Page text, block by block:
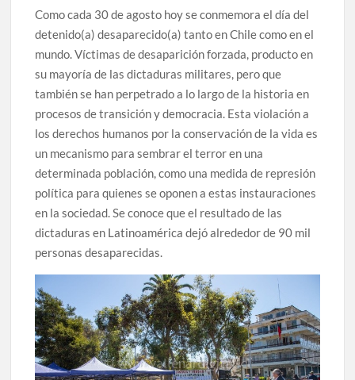
Como cada 30 de agosto hoy se conmemora el día del
detenido(a) desaparecido(a) tanto en Chile como en el
mundo. Víctimas de desaparición forzada, producto en
su mayoría de las dictaduras militares, pero que
también se han perpetrado a lo largo de la historia en
procesos de transición y democracia. Esta violación a
los derechos humanos por la conservación de la vida es
un mecanismo para sembrar el terror en una
determinada población, como una medida de represión
política para quienes se oponen a estas instauraciones
en la sociedad. Se conoce que el resultado de las
dictaduras en Latinoamérica dejó alrededor de 90 mil
personas desaparecidas.